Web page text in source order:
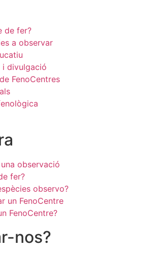
de fer?
a observar
i divulgació
FenoCentres
observació
fer?
observo?
un FenoCentre
FenoCentre?
nos?